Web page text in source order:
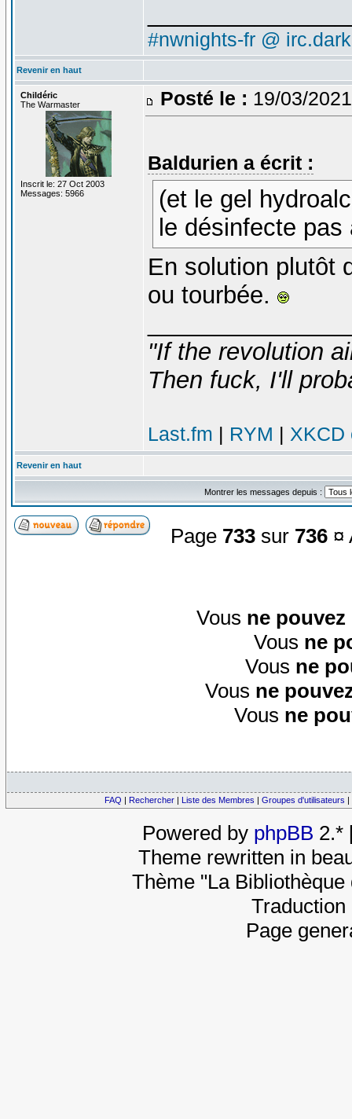
#nwnights-fr @
Revenir en haut
Childéric
The Warmaster
Inscrit le: 27 Oct 2003
Messages: 5966
Posté le : 19/03/
Baldurien a écrit :
(et le gel
le désinfecte
En solution plutôt
ou tourbée.
"If the revolution
Then fuck, I'll
Last.fm | RYM | XKCD
Revenir en haut
Montrer les messages depuis :
Page 733 sur 736 ¤
Vous ne pouvez
Vous ne
Vous ne
Vous ne
Vous ne
FAQ | Rechercher | Liste des Membres | Groupes d'utilisateurs |
Powered by phpBB 2.*
Theme rewritten in
Thème "La
Page